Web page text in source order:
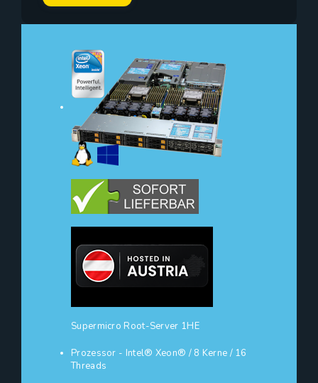
Supermicro Root-Server 1HE
Prozessor - Intel® Xeon® / 8 Kerne / 16
Threads